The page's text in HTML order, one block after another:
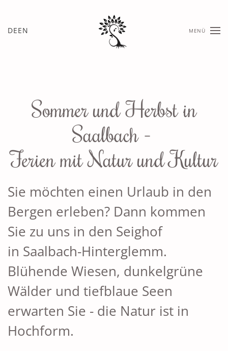
Skip
DEEN MENÜ
Sommer und Herbst in
Saalbach -
Ferien mit Natur und Kultur
Sie möchten einen Urlaub in den
Bergen erleben? Dann kommen
Sie zu uns in den Seighof
in Saalbach-Hinterglemm.
Blühende Wiesen, dunkelgrüne
Wälder und tiefblaue Seen
erwarten Sie - die Natur ist in
Hochform.